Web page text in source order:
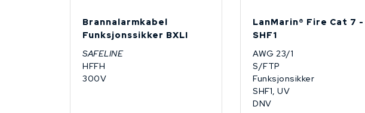
Brannalarmkabel
Funksjonssikker BXLI
SAFELINE
HFFH
300V
LanMarin® Fire Cat 7 -
SHF1
AWG 23/1
S/FTP
Funksjonsikker
SHF1, UV
DNV